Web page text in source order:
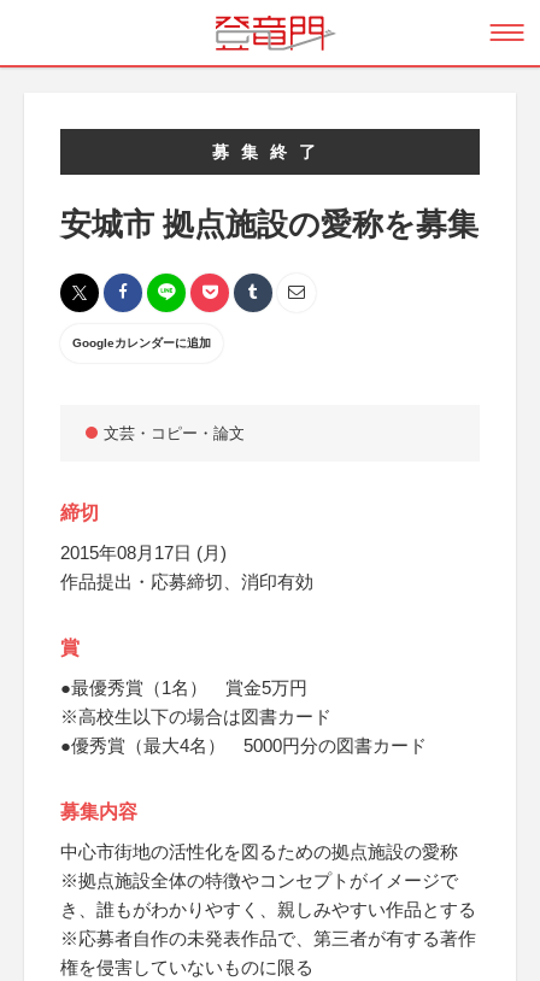
募集終了
安城市 拠点施設の愛称を募集
Googleカレンダーに追加
文芸・コピー・論文
締切
2015年08月17日 (月)
作品提出・応募締切、消印有効
賞
●最優秀賞（1名） 賞金5万円
※高校生以下の場合は図書カード
●優秀賞（最大4名） 5000円分の図書カード
募集内容
中心市街地の活性化を図るための拠点施設の愛称
※拠点施設全体の特徴やコンセプトがイメージで
き、誰もがわかりやすく、親しみやすい作品とする
※応募者自作の未発表作品で、第三者が有する著作
権を侵害していないものに限る